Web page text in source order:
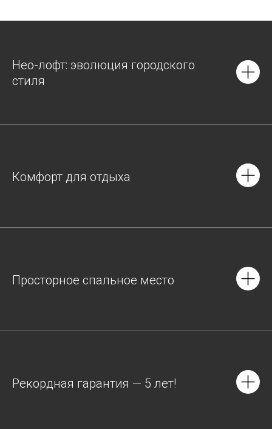
Нео-лофт: эволюция городского
стиля
Комфорт для отдыха
Просторное спальное место
Рекордная гарантия — 5 лет!